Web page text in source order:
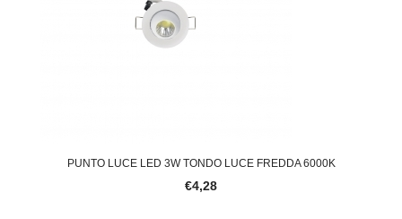
PUNTO LUCE LED 3W TONDO LUCE FREDDA 6000K
€4,28